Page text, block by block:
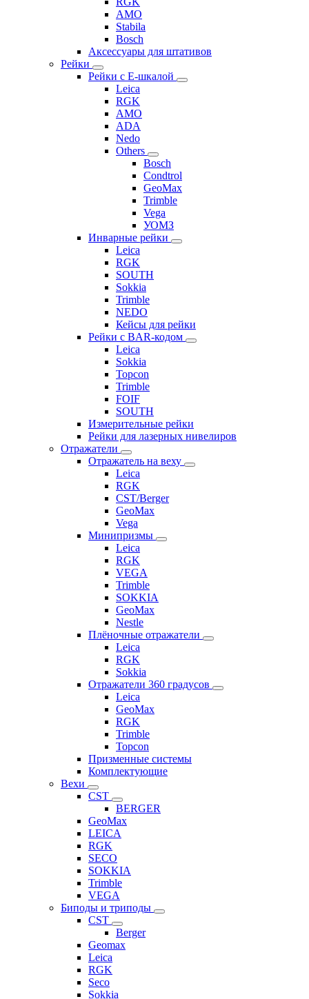
AMO
Stabila
Bosch
Аксессуары для штативов
Рейки
Рейки с Е-шкалой
Leica
RGK
AMO
ADA
Nedo
Others
Bosch
Condtrol
GeoMax
Trimble
Vega
УОМЗ
Инварные рейки
Leica
RGK
SOUTH
Sokkia
Trimble
NEDO
Кейсы для рейки
Рейки с BAR-кодом
Leica
Sokkia
Topcon
Trimble
FOIF
SOUTH
Измерительные рейки
Рейки для лазерных нивелиров
Отражатели
Отражатель на веху
Leica
RGK
CST/Berger
GeoMax
Vega
Минипризмы
Leica
RGK
VEGA
Trimble
SOKKIA
GeoMax
Nestle
Плёночные отражатели
Leica
RGK
Sokkia
Отражатели 360 градусов
Leica
GeoMax
RGK
Trimble
Topcon
Призменные системы
Комплектующие
Вехи
CST
BERGER
GeoMax
LEICA
RGK
SECO
SOKKIA
Trimble
VEGA
Биподы и триподы
CST
Berger
Geomax
Leica
RGK
Seco
Sokkia